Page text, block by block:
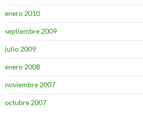
enero 2010
septiembre 2009
julio 2009
enero 2008
noviembre 2007
octubre 2007